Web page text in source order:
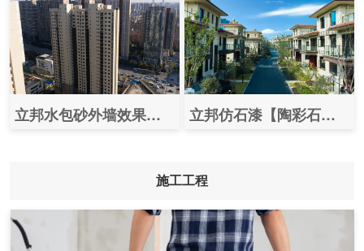
立邦水包砂外墙效果图片案例之（长沙万科金域蓝湾二期） 立邦仿石漆【陶彩石】案例效果图片之（滁州碧桂园翡丽庄园）
施工工程